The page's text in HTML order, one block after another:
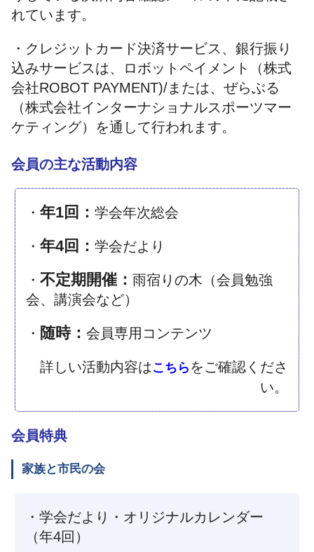
れています。
・クレジットカード決済サービス、銀行振り
込みサービスは、ロボットペイメント（株式
会社ROBOT PAYMENT)/または、ぜらぶる
（株式会社インターナショナルスポーツマー
ケティング）を通して行われます。
会員の主な活動内容
・年1回：学会年次総会
・年4回：学会だより
・不定期開催：雨宿りの木（会員勉強
会、講演会など）
・ 随時：会員専用コンテンツ
詳しい活動内容は こちら をご確認くださ
い。
会員特典
家族と市民の会
・学会だより・オリジナルカレンダー
（年4回）